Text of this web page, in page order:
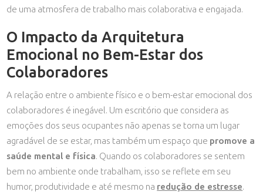
de uma atmosfera de trabalho mais colaborativa e engajada.
O Impacto da Arquitetura
Emocional no Bem-Estar dos
Colaboradores
A relação entre o ambiente físico e o bem-estar emocional dos
colaboradores é inegável. Um escritório que considera as
emoções dos seus ocupantes não apenas se torna um lugar
agradável de se estar, mas também um espaço que promove a
saúde mental e física. Quando os colaboradores se sentem
bem no ambiente onde trabalham, isso se reflete em seu
humor, produtividade e até mesmo na redução de estresse.